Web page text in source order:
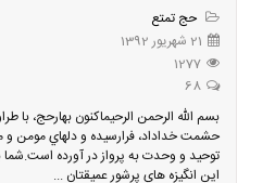
حج تمتع
21 شهریور 1392
1277
68
بسم الله الرحمن الرحيماكنون بهارحج،
حشمت خداداد، فرارسيده و دلهاي مومن و
توحيد و وحدت به پرواز در آورده است.شما
اين انگيزه هاي پرشور عميقتان ...